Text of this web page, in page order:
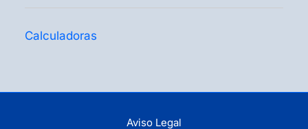
Calculadoras
Aviso Legal